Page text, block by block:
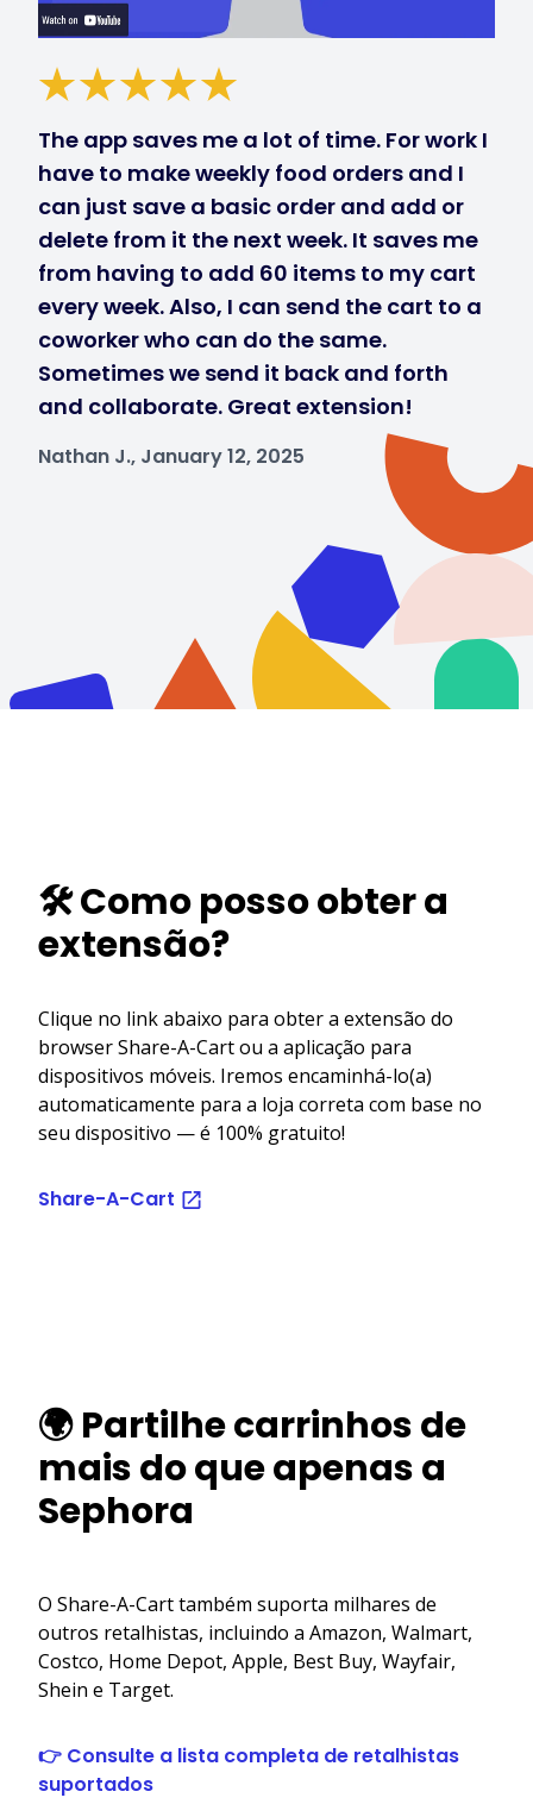
The app saves me a lot of time. For work I
have to make weekly food orders and I
can just save a basic order and add or
delete from it the next week. It saves me
from having to add 60 items to my cart
every week. Also, I can send the cart to a
coworker who can do the same.
Sometimes we send it back and forth
and collaborate. Great extension!
Nathan J., January 12, 2025
🛠️ Como posso obter a
extensão?
Clique no link abaixo para obter a extensão do
browser Share-A-Cart ou a aplicação para
dispositivos móveis. Iremos encaminhá-lo(a)
automaticamente para a loja correta com base no
seu dispositivo — é 100% gratuito!
Share-A-Cart
🌍 Partilhe carrinhos de
mais do que apenas a
Sephora
O Share-A-Cart também suporta milhares de
outros retalhistas, incluindo a Amazon, Walmart,
Costco, Home Depot, Apple, Best Buy, Wayfair,
Shein e Target.
👉 Consulte a lista completa de retalhistas
suportados